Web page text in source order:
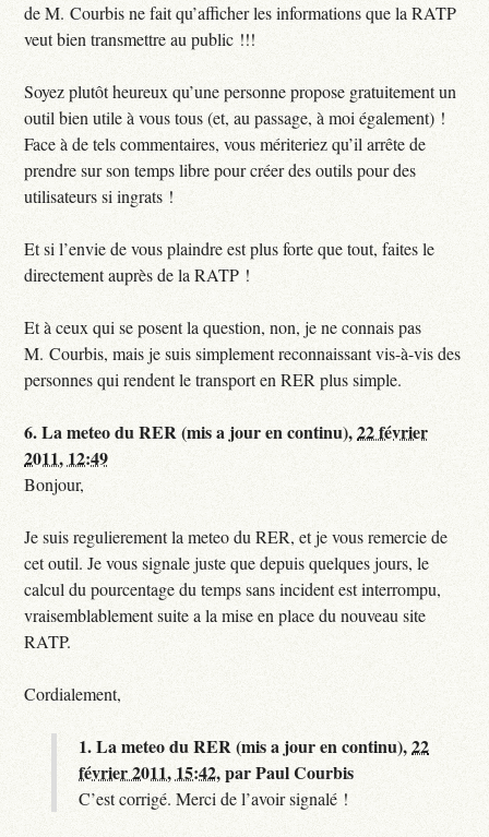
de M. Courbis ne fait qu’afficher les informations que la RATP
veut bien transmettre au public !!!
Soyez plutôt heureux qu’une personne propose gratuitement un
outil bien utile à vous tous (et, au passage, à moi également) !
Face à de tels commentaires, vous mériteriez qu’il arrête de
prendre sur son temps libre pour créer des outils pour des
utilisateurs si ingrats !
Et si l’envie de vous plaindre est plus forte que tout, faites le
directement auprès de la RATP !
Et à ceux qui se posent la question, non, je ne connais pas
M. Courbis, mais je suis simplement reconnaissant vis-à-vis des
personnes qui rendent le transport en RER plus simple.
6.La meteo du RER (mis a jour en continu),22 février
2011, 12:49
Bonjour,
Je suis regulierement la meteo du RER, et je vous remercie de
cet outil. Je vous signale juste que depuis quelques jours, le
calcul du pourcentage du temps sans incident est interrompu,
vraisemblablement suite a la mise en place du nouveau site
RATP.
Cordialement,
1.La meteo du RER (mis a jour en continu),22
février 2011, 15:42,parPaul Courbis
C’est corrigé. Merci de l’avoir signalé !